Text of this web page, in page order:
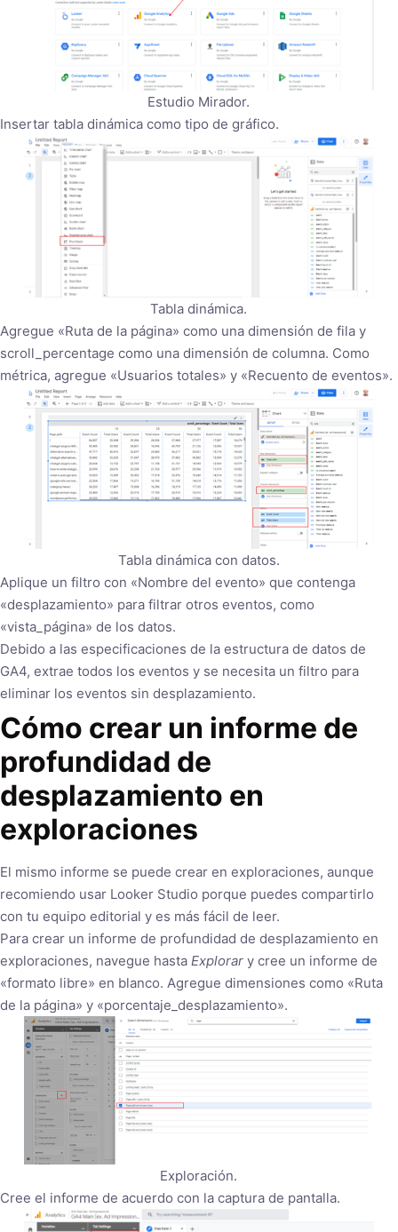
Estudio Mirador.
Insertar tabla dinámica como tipo de gráfico.
Tabla dinámica.
Agregue «Ruta de la página» como una dimensión de fila y
scroll_percentage como una dimensión de columna. Como
métrica, agregue «Usuarios totales» y «Recuento de eventos».
Tabla dinámica con datos.
Aplique un filtro con «Nombre del evento» que contenga
«desplazamiento» para filtrar otros eventos, como
«vista_página» de los datos.
Debido a las especificaciones de la estructura de datos de
GA4, extrae todos los eventos y se necesita un filtro para
eliminar los eventos sin desplazamiento.
Cómo crear un informe de
profundidad de
desplazamiento en
exploraciones
El mismo informe se puede crear en exploraciones, aunque
recomiendo usar Looker Studio porque puedes compartirlo
con tu equipo editorial y es más fácil de leer.
Para crear un informe de profundidad de desplazamiento en
exploraciones, navegue hasta Explorar y cree un informe de
«formato libre» en blanco. Agregue dimensiones como «Ruta
de la página» y «porcentaje_desplazamiento».
Exploración.
Cree el informe de acuerdo con la captura de pantalla.